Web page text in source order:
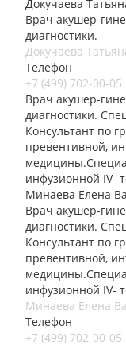
Докучаева
Врач акушер-
диагностики.
Докучаева
Телефон
+7 (499) 702-00-05
Врач акушер-
диагностики.
Консультант по
превентивной,
инфузионной IV-
Минаева Елена
Врач акушер-
диагностики.
Консультант по
превентивной,
инфузионной IV-
Минаева Елена
Телефон
+7 (499) 702-00-05